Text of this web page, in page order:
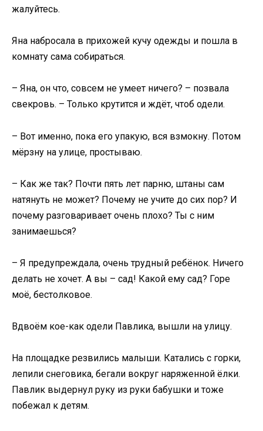
жалуйтесь.
Яна набросала в прихожей кучу одежды и пошла в
комнату сама собираться.
– Яна, он что, совсем не умеет ничего? – позвала
свекровь. – Только крутится и ждёт, чтоб одели.
– Вот именно, пока его упакую, вся взмокну. Потом
мёрзну на улице, простываю.
– Как же так? Почти пять лет парню, штаны сам
натянуть не может? Почему не учите до сих пор? И
почему разговаривает очень плохо? Ты с ним
занимаешься?
– Я предупреждала, очень трудный ребёнок. Ничего
делать не хочет. А вы – сад! Какой ему сад? Горе
моё, бестолковое.
Вдвоём кое-как одели Павлика, вышли на улицу.
На площадке резвились малыши. Катались с горки,
лепили снеговика, бегали вокруг наряженной ёлки.
Павлик выдернул руку из руки бабушки и тоже
побежал к детям.